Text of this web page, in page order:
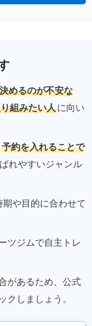
めるのが不安な
組みたい人に向い
予約を入れることで
れやすいジャンル
期や目的に合わせて
ツジムで自主トレ
があるため、公式
しましょう。